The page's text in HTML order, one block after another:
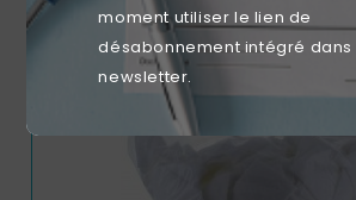
moment utiliser le lien de
désabonnement intégré dans
newsletter.